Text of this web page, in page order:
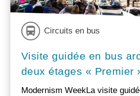
Circuits en bus
Visite guidée en bus
deux étages « Premier
Modernism WeekLa visite